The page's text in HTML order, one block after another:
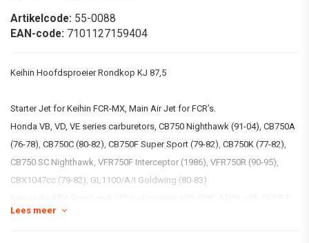
Artikelcode: 55-0088
EAN-code: 7101127159404
Keihin Hoofdsproeier Rondkop KJ 87,5
Starter Jet for Keihin FCR-MX, Main Air Jet for FCR’s.
Honda VB, VD, VE series carburetors, CB750 Nighthawk (91-04), CB750A
(76-78), CB750C (80-82), CB750F Super Sport (79-82), CB750K (77-82),
CB750 SC Nighthawk, VFR750F Interceptor (1986), VFR750R (90-95),
CBX1047cc (79-82), GL1100/A/I Goldwing (80-83)
(V-Twin ATV)
Lees meer